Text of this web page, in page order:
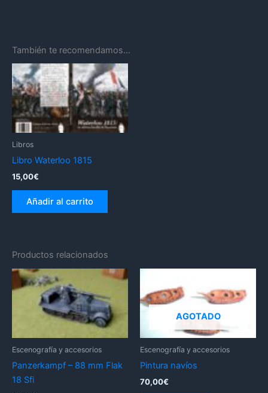
También te recomendamos…
Libros
Libro Waterloo 1815
15,00€
Añadir al carrito
Productos relacionados
Escenografía y accesorios
Panzerkampf – 88 mm Flak
18 Sfi
AGOTADO
Escenografía y accesorios
Pintura navíos
70,00€